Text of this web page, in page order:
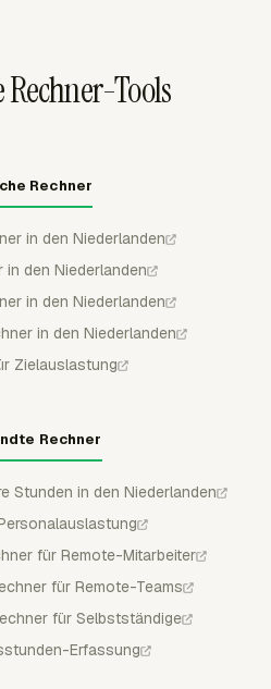
Tools
Rechner
in den Niederlanden
in den Niederlanden
in den Niederlanden
in den Niederlanden
Zielauslastung
Rechner
Stunden in den Niederlanden
für Remote-Mitarbeiter
für Remote-Teams
für Selbstständige
Erfassung